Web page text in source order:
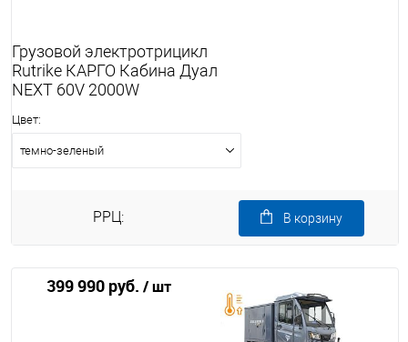
Грузовой электротрицикл
Rutrike КАРГО Кабина Дуал
NEXT 60V 2000W
Цвет:
темно-зеленый
РРЦ:
399 990 руб. / шт
В корзину